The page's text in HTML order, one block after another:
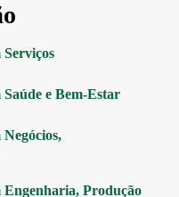
e Bem-Estar
Engenharia, Produção